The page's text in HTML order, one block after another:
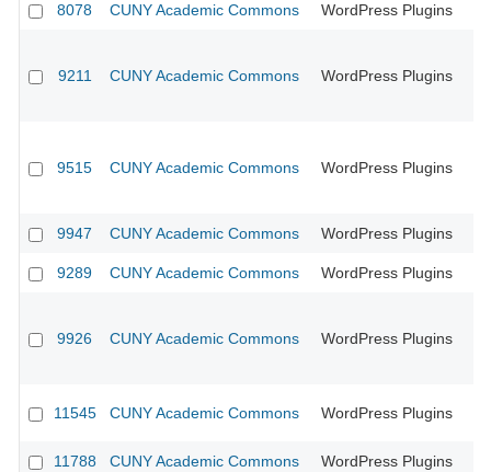
8078 CUNY Academic Commons WordPress Plugins
9211 CUNY Academic Commons WordPress Plugins
9515 CUNY Academic Commons WordPress Plugins
9947 CUNY Academic Commons WordPress Plugins
9289 CUNY Academic Commons WordPress Plugins
9926 CUNY Academic Commons WordPress Plugins
11545 CUNY Academic Commons WordPress Plugins
11788 CUNY Academic Commons WordPress Plugins